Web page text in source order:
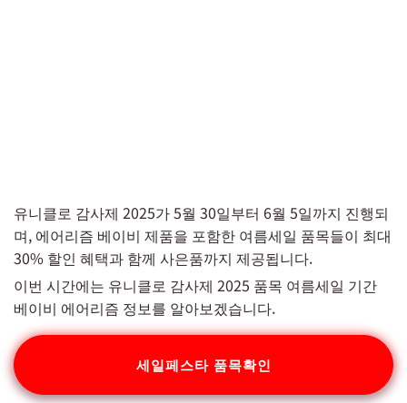
유니클로 감사제 2025가 5월 30일부터 6월 5일까지 진행되
며, 에어리즘 베이비 제품을 포함한 여름세일 품목들이 최대
30% 할인 혜택과 함께 사은품까지 제공됩니다.
이번 시간에는 유니클로 감사제 2025 품목 여름세일 기간
베이비 에어리즘 정보를 알아보겠습니다.
세일페스타 품목확인